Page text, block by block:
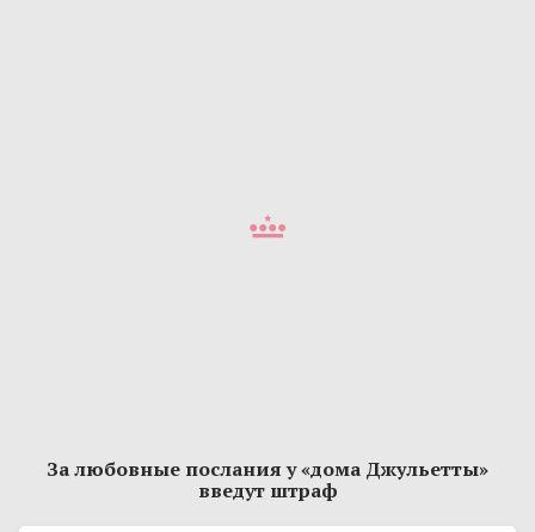
За любовные послания у «дома Джульетты»
введут штраф